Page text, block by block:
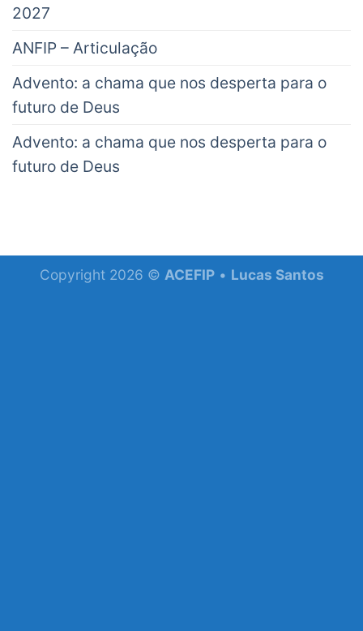
2027
ANFIP – Articulação
Advento: a chama que nos desperta para o
futuro de Deus
Advento: a chama que nos desperta para o
futuro de Deus
Copyright 2026 © ACEFIP• Lucas Santos